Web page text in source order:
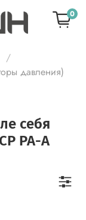
0
давления)
себя
РА-А